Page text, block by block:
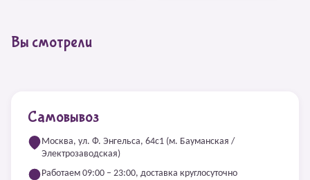
Вы смотрели
Самовывоз
Москва, ул. Ф. Энгельса, 64с1 (м. Бауманская /
Электрозаводская)
Работаем 09:00 – 23:00, доставка круглосуточно